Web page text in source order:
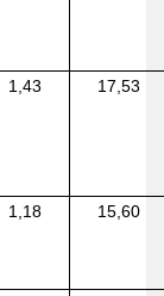
1,43 17,53
1,18 15,60